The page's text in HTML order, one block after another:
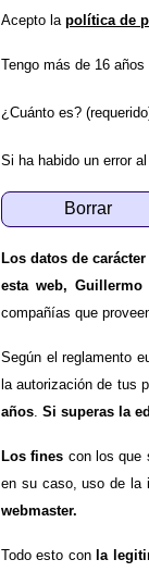
Acepto la política de
Tengo más de 16
¿Cuánto es?
Si ha habido un error
Los datos de carácter
esta web,
compañías que
Según el reglamento
la autorización de tus
años Si superas la
Los fines con los que
en su caso, uso de la
webmaster.
Todo esto con la